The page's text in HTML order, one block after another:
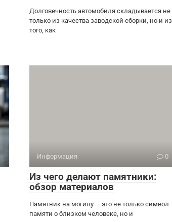
Долговечность автомобиля складывается не
только из качества заводской сборки, но и из
того, как
Информация 0
Из чего делают памятники:
обзор материалов
Памятник на могилу — это не только символ
памяти о близком человеке, но и